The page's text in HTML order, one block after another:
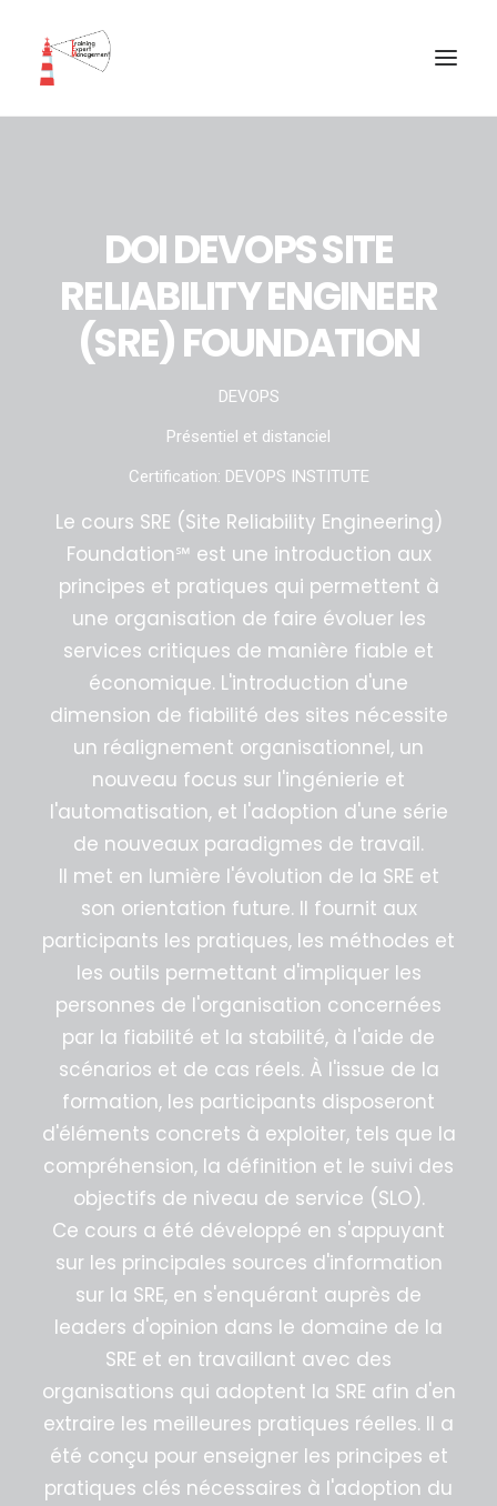
A propos de TEM
Présentation des formations
Trouver ma formation
Contact
DOI DEVOPS SITE
RELIABILITY ENGINEER
(SRE) FOUNDATION
DEVOPS
Présentiel et distanciel
Certification: DEVOPS INSTITUTE
Le cours SRE (Site Reliability Engineering)
Foundation℠ est une introduction aux
principes et pratiques qui permettent à
une organisation de faire évoluer les
services critiques de manière fiable et
économique. L'introduction d'une
dimension de fiabilité des sites nécessite
un réalignement organisationnel, un
nouveau focus sur l'ingénierie et
l'automatisation, et l'adoption d'une série
de nouveaux paradigmes de travail.
Il met en lumière l'évolution de la SRE et
son orientation future. Il fournit aux
participants les pratiques, les méthodes et
les outils permettant d'impliquer les
personnes de l'organisation concernées
par la fiabilité et la stabilité, à l'aide de
scénarios et de cas réels. À l'issue de la
formation, les participants disposeront
d'éléments concrets à exploiter, tels que la
compréhension, la définition et le suivi des
objectifs de niveau de service (SLO).
Ce cours a été développé en s'appuyant
sur les principales sources d'information
sur la SRE, en s'enquérant auprès de
leaders d'opinion dans le domaine de la
SRE et en travaillant avec des
organisations qui adoptent la SRE afin d'en
extraire les meilleures pratiques réelles. Il a
été conçu pour enseigner les principes et
pratiques clés nécessaires à l'adoption du